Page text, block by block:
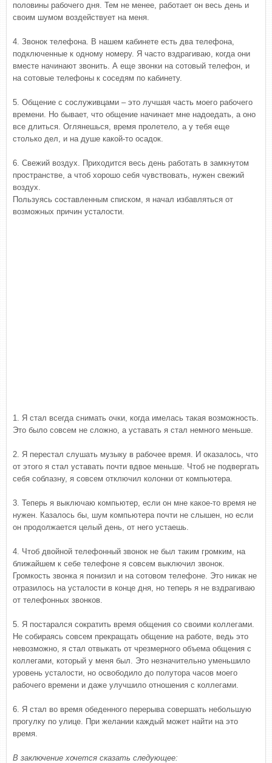
половины рабочего дня. Тем не менее, работает он весь день и
своим шумом воздействует на меня.
4. Звонок телефона. В нашем кабинете есть два телефона,
подключенные к одному номеру. Я часто вздрагиваю, когда они
вместе начинают звонить. А еще звонки на сотовый телефон, и
на сотовые телефоны к соседям по кабинету.
5. Общение с сослуживцами – это лучшая часть моего рабочего
времени. Но бывает, что общение начинает мне надоедать, а оно
все длиться. Оглянешься, время пролетело, а у тебя еще
столько дел, и на душе какой-то осадок.
6. Свежий воздух. Приходится весь день работать в замкнутом
пространстве, а чтоб хорошо себя чувствовать, нужен свежий
воздух.
Пользуясь составленным списком, я начал избавляться от
возможных причин усталости.
1. Я стал всегда снимать очки, когда имелась такая возможность.
Это было совсем не сложно, а уставать я стал немного меньше.
2. Я перестал слушать музыку в рабочее время. И оказалось, что
от этого я стал уставать почти вдвое меньше. Чтоб не подвергать
себя соблазну, я совсем отключил колонки от компьютера.
3. Теперь я выключаю компьютер, если он мне какое-то время не
нужен. Казалось бы, шум компьютера почти не слышен, но если
он продолжается целый день, от него устаешь.
4. Чтоб двойной телефонный звонок не был таким громким, на
ближайшем к себе телефоне я совсем выключил звонок.
Громкость звонка я понизил и на сотовом телефоне. Это никак не
отразилось на усталости в конце дня, но теперь я не вздрагиваю
от телефонных звонков.
5. Я постарался сократить время общения со своими коллегами.
Не собираясь совсем прекращать общение на работе, ведь это
невозможно, я стал отвыкать от чрезмерного объема общения с
коллегами, который у меня был. Это незначительно уменьшило
уровень усталости, но освободило до полутора часов моего
рабочего времени и даже улучшило отношения с коллегами.
6. Я стал во время обеденного перерыва совершать небольшую
прогулку по улице. При желании каждый может найти на это
время.
В заключение хочется сказать следующее: